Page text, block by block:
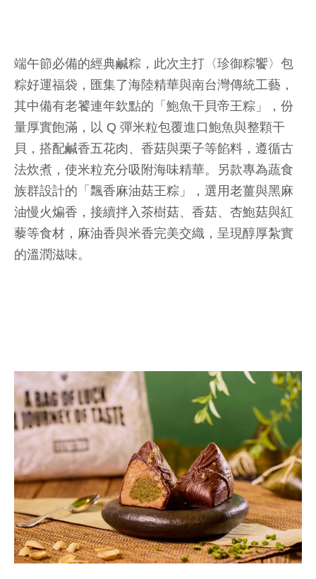
端午節必備的經典鹹粽，此次主打〈珍御粽饗〉包
粽好運福袋，匯集了海陸精華與南台灣傳統工藝，
其中備有老饕連年欽點的「鮑魚干貝帝王粽」，份
量厚實飽滿，以 Q 彈米粒包覆進口鮑魚與整顆干
貝，搭配鹹香五花肉、香菇與栗子等餡料，遵循古
法炊煮，使米粒充分吸附海味精華。另款專為蔬食
族群設計的「飄香麻油菇王粽」，選用老薑與黑麻
油慢火煸香，接續拌入茶樹菇、香菇、杏鮑菇與紅
藜等食材，麻油香與米香完美交織，呈現醇厚紮實
的溫潤滋味。